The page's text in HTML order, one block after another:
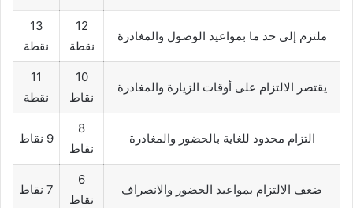
ملتزم إلى حد ما بمواعيد الوصول والمغادرة
12
نقطة
13
نقطة
يقتصر الالتزام على أوقات الزيارة والمغادرة
10
نقاط
11
نقطة
التزام محدود للغاية بالحضور والمغادرة
8
نقاط
9 نقاط
ضعف الالتزام بمواعيد الحضور والانصراف
6
نقاط
7 نقاط